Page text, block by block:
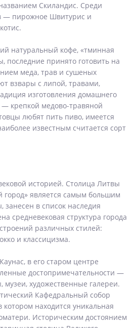
Скиландис. Среди
— пирожное Швитурис и
натуральный кофе, «тминная
последние принято готовить на
меда, трав и сушеных
взвары с липой, травами,
изготовления домашнего
— крепкой медово-травяной
любят пить пиво, имеется
известным считается сорт
историей. Столица Литвы
является самым большим
в список наследия
средневековая структура города
различных стилей:
и классицизма.
в его старом центре
достопримечательности —
музеи, художественные галереи.
Кафедральный собор
находится уникальная
Историческим достоянием